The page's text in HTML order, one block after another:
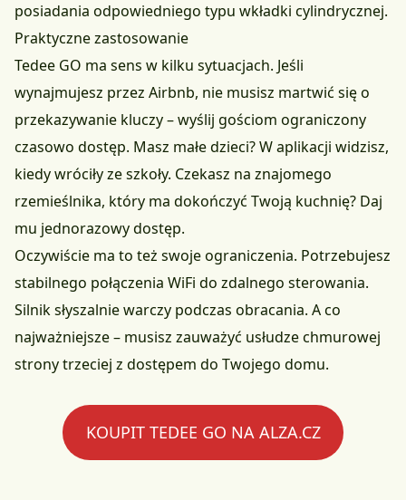
posiadania odpowiedniego typu wkładki cylindrycznej.
Praktyczne zastosowanie
Tedee GO ma sens w kilku sytuacjach. Jeśli
wynajmujesz przez Airbnb, nie musisz martwić się o
przekazywanie kluczy – wyślij gościom ograniczony
czasowo dostęp. Masz małe dzieci? W aplikacji widzisz,
kiedy wróciły ze szkoły. Czekasz na znajomego
rzemieślnika, który ma dokończyć Twoją kuchnię? Daj
mu jednorazowy dostęp.
Oczywiście ma to też swoje ograniczenia. Potrzebujesz
stabilnego połączenia WiFi do zdalnego sterowania.
Silnik słyszalnie warczy podczas obracania. A co
najważniejsze – musisz zauważyć usłudze chmurowej
strony trzeciej z dostępem do Twojego domu.
KOUPIT TEDEE GO NA ALZA.CZ